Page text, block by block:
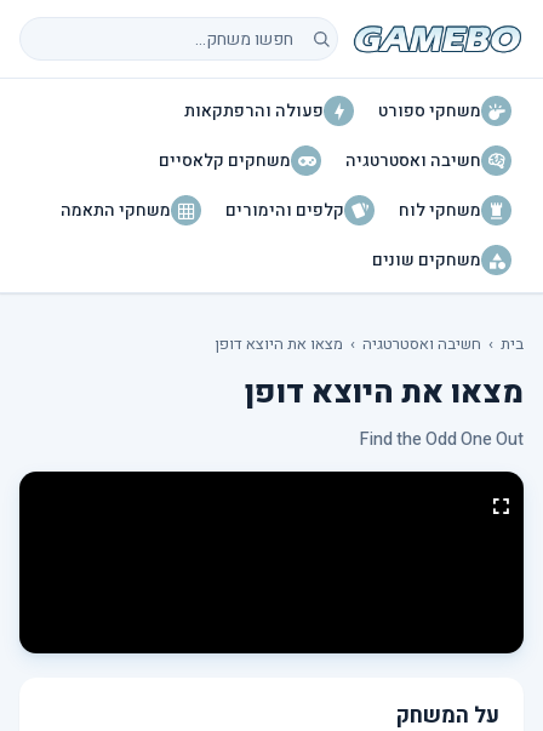
חיפוש משחקים
משחקי ספורט
פעולה והרפתקאות
חשיבה ואסטרטגיה
משחקים קלאסיים
משחקי לוח
קלפים והימורים
משחקי התאמה
משחקים שונים
בית › חשיבה ואסטרטגיה › מצאו את היוצא דופן
מצאו את היוצא דופן
Find the Odd One Out
על המשחק